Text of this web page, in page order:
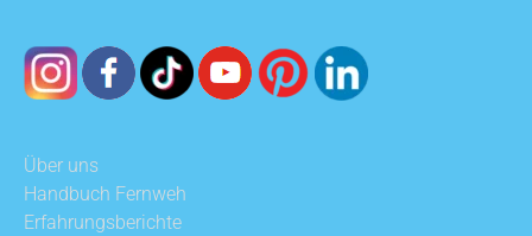
Über uns
Handbuch Fernweh
Erfahrungsberichte